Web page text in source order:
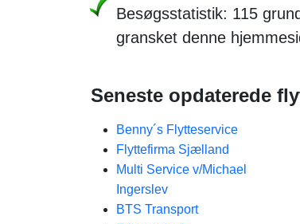
Besøgsstatistik: 115
gransket denne
Seneste opdaterede
Benny´s Flytteservice
Flyttefirma Sjælland
Multi Service v/Michael
Ingerslev
BTS Transport